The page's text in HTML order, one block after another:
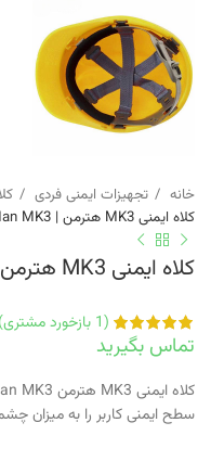
خانه تجهیزات ایمنی فردی
کلاه ایمنی MK3 هترمن | HatterMan MK3
کلاه ایمنی MK3 هترمن | HatterMan MK3
(
1 بازخورد مشتری)
تماس بگیرید
سطح ایمنی کاربر را به میزان